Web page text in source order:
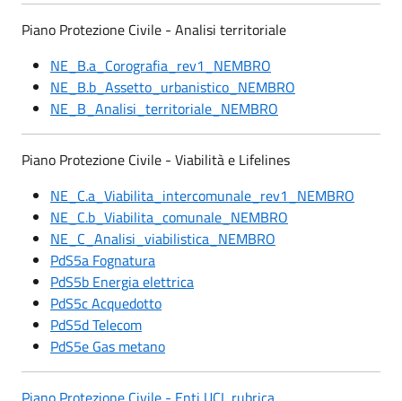
Piano Protezione Civile - Analisi territoriale
NE_B.a_Corografia_rev1_NEMBRO
NE_B.b_Assetto_urbanistico_NEMBRO
NE_B_Analisi_territoriale_NEMBRO
Piano Protezione Civile - Viabilità e Lifelines
NE_C.a_Viabilita_intercomunale_rev1_NEMBRO
NE_C.b_Viabilita_comunale_NEMBRO
NE_C_Analisi_viabilistica_NEMBRO
PdS5a Fognatura
PdS5b Energia elettrica
PdS5c Acquedotto
PdS5d Telecom
PdS5e Gas metano